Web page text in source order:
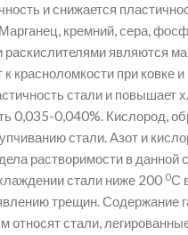
и снижается
кремний, сера,
являются
к красноломкости при
стали и
0,035-0,040%. Кислород,
стали. Азот и
растворимости в
стали ниже 200 0С
трещин. Содержание
относят стали,